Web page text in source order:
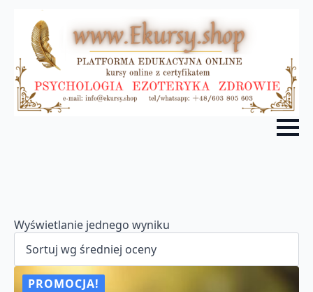
Wyświetlanie jednego wyniku
PROMOCJA!